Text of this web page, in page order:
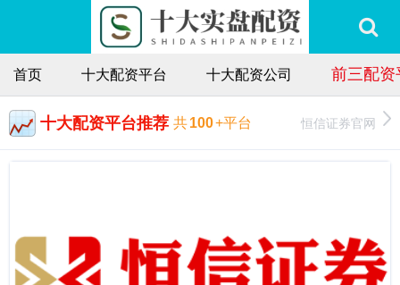
首页 十大配资平台 十大配资公司 前三配资
十大配资平台推荐 共100+平台 恒信证券官网